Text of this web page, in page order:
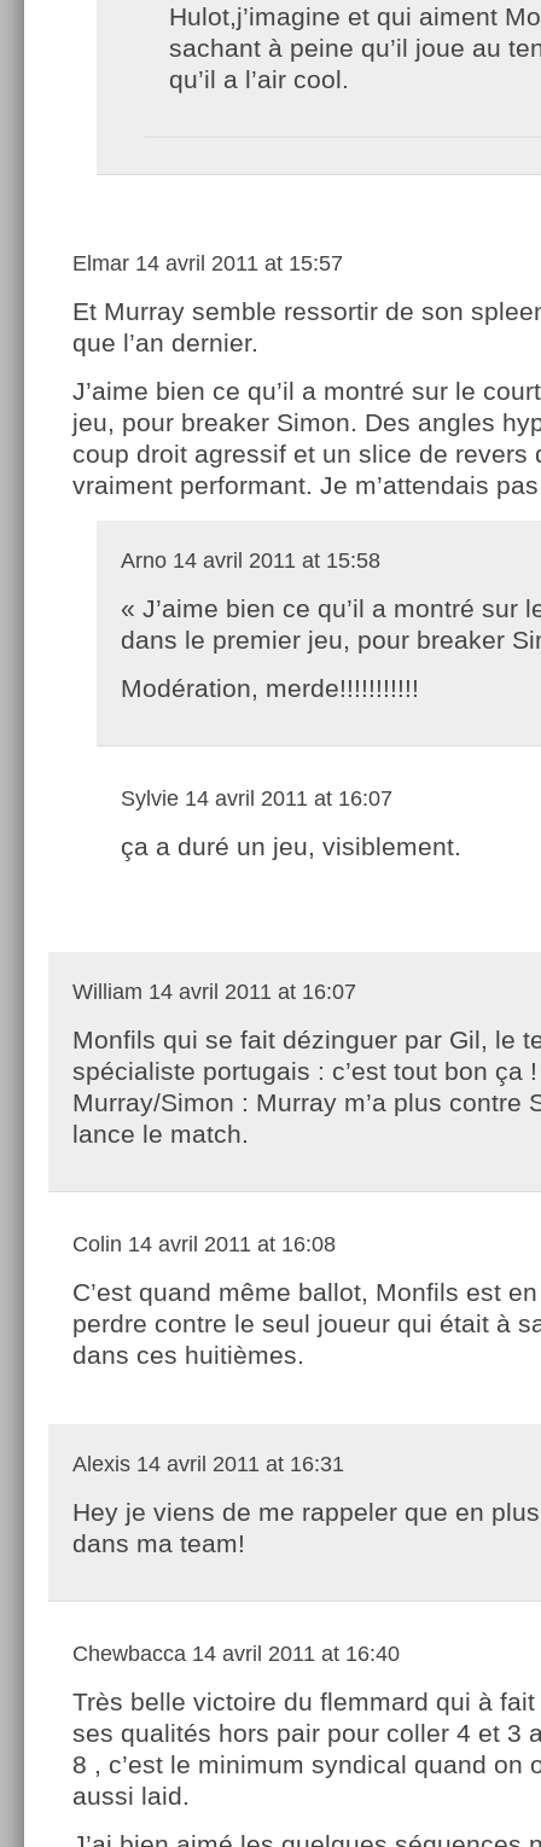
Hulot,j’imagine et qui aiment
sachant à peine qu’il joue au
qu’il a l’air cool.
Elmar 14 avril 2011 at 15:57
Et Murray semble ressortir de son
que l’an dernier.
J’aime bien ce qu’il a montré sur le
jeu, pour breaker Simon. Des angles
coup droit agressif et un slice de revers
vraiment performant. Je m’attendais
Arno 14 avril 2011 at 15:58
« J’aime bien ce qu’il a montré sur
dans le premier jeu, pour breaker
Modération, merde!!!!!!!!!!!
Sylvie 14 avril 2011 at 16:07
ça a duré un jeu, visiblement.
William 14 avril 2011 at 16:07
Monfils qui se fait dézinguer par Gil, le
spécialiste portugais : c’est tout bon ça !
Murray/Simon : Murray m’a plus contre
lance le match.
Colin 14 avril 2011 at 16:08
C’est quand même ballot, Monfils est
perdre contre le seul joueur qui était à
dans ces huitièmes.
Alexis 14 avril 2011 at 16:31
Hey je viens de me rappeler que en plus
dans ma team!
Chewbacca 14 avril 2011 at 16:40
Très belle victoire du flemmard qui à
ses qualités hors pair pour coller 4 et 3
8 , c’est le minimum syndical quand on
aussi laid.